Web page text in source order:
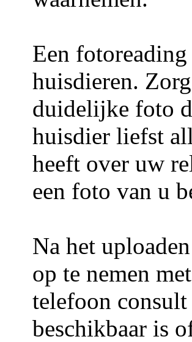
Een
huisdieren.
duidelijke foto
huisdier liefst
heeft over uw
een foto van u
Na het
op te nemen
telefoon
beschikbaar is